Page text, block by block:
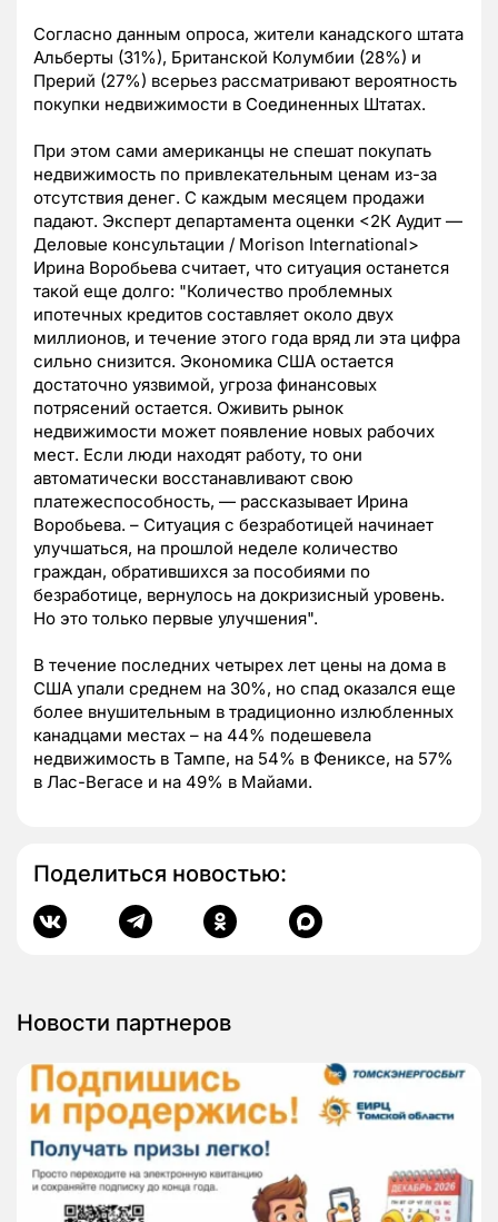
Согласно данным опроса, жители канадского штата
Альберты (31%), Британской Колумбии (28%) и
Прерий (27%) всерьез рассматривают вероятность
покупки недвижимости в Соединенных Штатах.
При этом сами американцы не спешат покупать
недвижимость по привлекательным ценам из-за
отсутствия денег. С каждым месяцем продажи
падают. Эксперт департамента оценки <2К Аудит —
Деловые консультации / Morison International>
Ирина Воробьева считает, что ситуация останется
такой еще долго: "Количество проблемных
ипотечных кредитов составляет около двух
миллионов, и течение этого года вряд ли эта цифра
сильно снизится. Экономика США остается
достаточно уязвимой, угроза финансовых
потрясений остается. Оживить рынок
недвижимости может появление новых рабочих
мест. Если люди находят работу, то они
автоматически восстанавливают свою
платежеспособность, — рассказывает Ирина
Воробьева. – Ситуация с безработицей начинает
улучшаться, на прошлой неделе количество
граждан, обратившихся за пособиями по
безработице, вернулось на докризисный уровень.
Но это только первые улучшения".
В течение последних четырех лет цены на дома в
США упали среднем на 30%, но спад оказался еще
более внушительным в традиционно излюбленных
канадцами местах – на 44% подешевела
недвижимость в Тампе, на 54% в Фениксе, на 57%
в Лас-Вегасе и на 49% в Майами.
Поделиться новостью:
Новости партнеров